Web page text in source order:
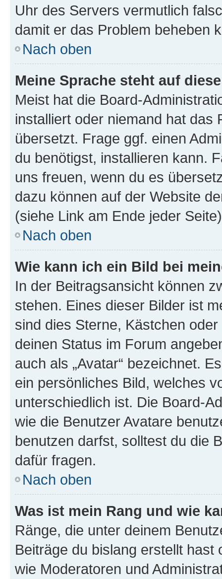
Uhr des Servers vermutlich
damit er das Problem beheben
Nach oben
Meine Sprache steht auf
Meist hat die Board-
installiert oder niemand hat das
übersetzt. Frage ggf. einen
du benötigst, installieren kann.
uns freuen, wenn du es
dazu können auf der Website
(siehe Link am Ende jeder
Nach oben
Wie kann ich ein Bild bei
In der Beitragsansicht können
stehen. Eines dieser Bilder ist
sind dies Sterne, Kästchen
deinen Status im Forum
auch als „Avatar“ bezeichnet.
ein persönliches Bild, welches
unterschiedlich ist. Die Board-
wie die Benutzer Avatare
benutzen darfst, solltest du die
dafür fragen.
Nach oben
Was ist mein Rang und wie
Ränge, die unter deinem
Beiträge du bislang erstellt
wie Moderatoren und